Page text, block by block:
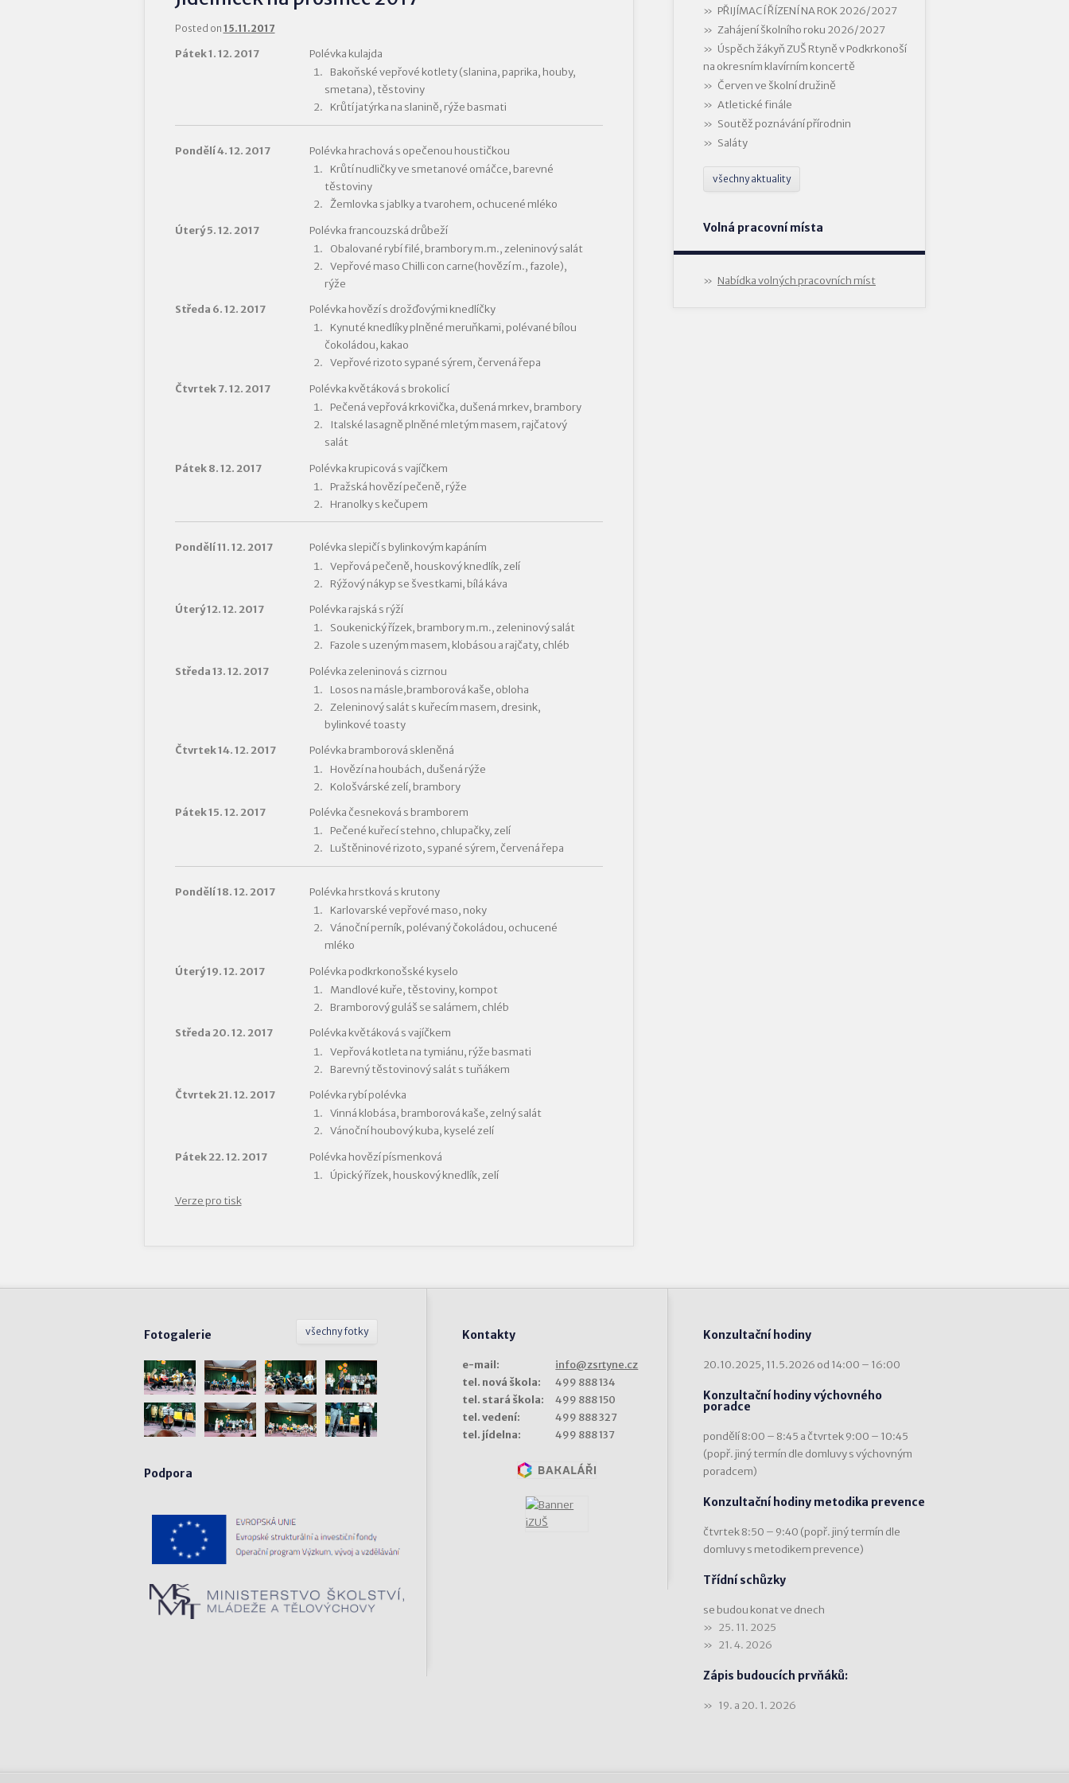
Posted on 15.11.2017
Pátek 1. 12. 2017
Polévka kulajda
Bakoňské vepřové kotlety (slanina, paprika, houby,
smetana), těstoviny
Krůtí jatýrka na slanině, rýže basmati
Pondělí 4. 12. 2017
Polévka hrachová s opečenou houstičkou
Krůtí nudličky ve smetanové omáčce, barevné
těstoviny
Žemlovka s jablky a tvarohem, ochucené mléko
Úterý 5. 12. 2017
Polévka francouzská drůbeží
Obalované rybí filé, brambory m.m., zeleninový salát
Vepřové maso Chilli con carne(hovězí m., fazole),
rýže
Středa 6. 12. 2017
Polévka hovězí s drožďovými knedlíčky
Kynuté knedlíky plněné meruňkami, polévané bílou
čokoládou, kakao
Vepřové rizoto sypané sýrem, červená řepa
Čtvrtek 7. 12. 2017
Polévka květáková s brokolicí
Pečená vepřová krkovička, dušená mrkev, brambory
Italské lasagně plněné mletým masem, rajčatový
salát
Pátek 8. 12. 2017
Polévka krupicová s vajíčkem
Pražská hovězí pečeně, rýže
Hranolky s kečupem
Pondělí 11. 12. 2017
Polévka slepičí s bylinkovým kapáním
Vepřová pečeně, houskový knedlík, zelí
Rýžový nákyp se švestkami, bílá káva
Úterý 12. 12. 2017
Polévka rajská s rýží
Soukenický řízek, brambory m.m., zeleninový salát
Fazole s uzeným masem, klobásou a rajčaty, chléb
Středa 13. 12. 2017
Polévka zeleninová s cizrnou
Losos na másle,bramborová kaše, obloha
Zeleninový salát s kuřecím masem, dresink,
bylinkové toasty
Čtvrtek 14. 12. 2017
Polévka bramborová skleněná
Hovězí na houbách, dušená rýže
Kološvárské zelí, brambory
Pátek 15. 12. 2017
Polévka česneková s bramborem
Pečené kuřecí stehno, chlupačky, zelí
Luštěninové rizoto, sypané sýrem, červená řepa
Pondělí 18. 12. 2017
Polévka hrstková s krutony
Karlovarské vepřové maso, noky
Vánoční perník, polévaný čokoládou, ochucené
mléko
Úterý 19. 12. 2017
Polévka podkrkonošské kyselo
Mandlové kuře, těstoviny, kompot
Bramborový guláš se salámem, chléb
Středa 20. 12. 2017
Polévka květáková s vajíčkem
Vepřová kotleta na tymiánu, rýže basmati
Barevný těstovinový salát s tuňákem
Čtvrtek 21. 12. 2017
Polévka rybí polévka
Vinná klobása, bramborová kaše, zelný salát
Vánoční houbový kuba, kyselé zelí
Pátek 22. 12. 2017
Polévka hovězí písmenková
Úpický řízek, houskový knedlík, zelí
Verze pro tisk
PŘIJÍMACÍ ŘÍZENÍ NA ROK 2026/2027
Zahájení školního roku 2026/2027
Úspěch žákyň ZUŠ Rtyně v Podkrkonoší
na okresním klavírním koncertě
Červen ve školní družině
Atletické finále
Soutěž poznávání přírodnin
Saláty
všechny aktuality
Volná pracovní místa
Nabídka volných pracovních míst
všechny fotky
Fotogalerie
Podpora
Kontakty
e-mail:
info@zsrtyne.cz
tel. nová škola:
499 888 134
tel. stará škola:
499 888 150
tel. vedení:
499 888 327
tel. jídelna:
499 888 137
Konzultační hodiny
20.10.2025, 11.5.2026 od 14:00 – 16:00
Konzultační hodiny výchovného
poradce
pondělí 8:00 – 8:45 a čtvrtek 9:00 – 10:45
(popř. jiný termín dle domluvy s výchovným
poradcem)
Konzultační hodiny metodika prevence
čtvrtek 8:50 – 9:40 (popř. jiný termín dle
domluvy s metodikem prevence)
Třídní schůzky
se budou konat ve dnech
25. 11. 2025
21. 4. 2026
Zápis budoucích prvňáků:
19. a 20. 1. 2026